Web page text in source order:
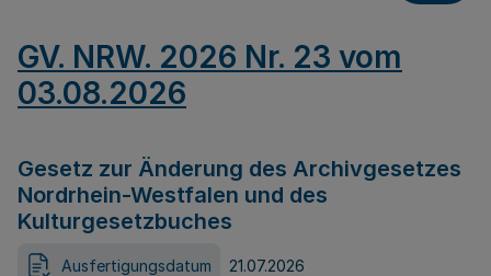
GV. NRW. 2026 Nr. 23 vom
03.08.2026
Gesetz zur Änderung des Archivgesetzes
Nordrhein-Westfalen und des
Kulturgesetzbuches
Ausfertigungsdatum 21.07.2026